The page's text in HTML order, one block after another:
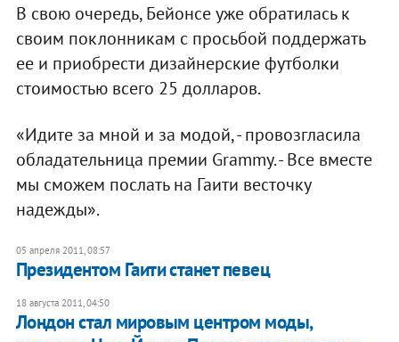
В свою очередь, Бейонсе уже обратилась к
своим поклонникам с просьбой поддержать
ее и приобрести дизайнерские футболки
стоимостью всего 25 долларов.
«Идите за мной и за модой, - провозгласила
обладательница премии Grammy. - Все вместе
мы сможем послать на Гаити весточку
надежды».
05 апреля 2011, 08:57
Президентом Гаити станет певец
18 августа 2011, 04:50
Лондон стал мировым центром моды,